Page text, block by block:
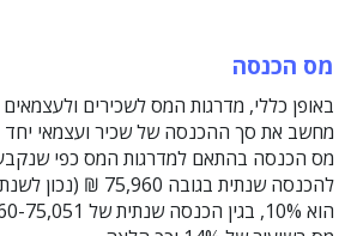
מס הכנסה
באופן כללי, מדרגות המס לשכירים
מחשב את סך ההכנסה של שכיר ועצמאי יחד
מס הכנסה בהתאם למדרגות המס כפי